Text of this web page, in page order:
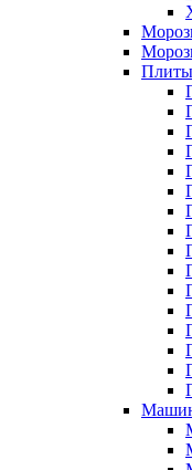
Плиты